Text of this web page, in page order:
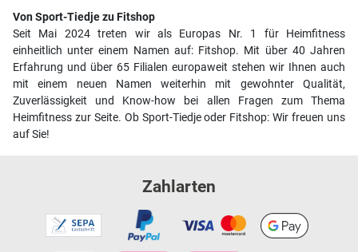
Von Sport-Tiedje zu Fitshop
Seit Mai 2024 treten wir als Europas Nr. 1 für Heimfitness
einheitlich unter einem Namen auf: Fitshop. Mit über 40 Jahren
Erfahrung und über 65 Filialen europaweit stehen wir Ihnen auch
mit einem neuen Namen weiterhin mit gewohnter Qualität,
Zuverlässigkeit und Know-how bei allen Fragen zum Thema
Heimfitness zur Seite. Ob Sport-Tiedje oder Fitshop: Wir freuen uns
auf Sie!
Zahlarten